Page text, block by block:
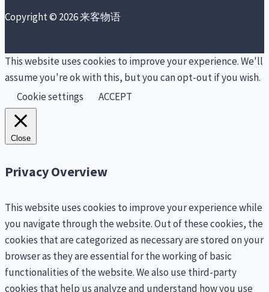
Copyright © 2026 来客物语
This website uses cookies to improve your experience. We'll
assume you're ok with this, but you can opt-out if you wish.
Cookie settings
ACCEPT
Close
Privacy Overview
This website uses cookies to improve your experience while
you navigate through the website. Out of these cookies, the
cookies that are categorized as necessary are stored on your
browser as they are essential for the working of basic
functionalities of the website. We also use third-party
cookies that help us analyze and understand how you use